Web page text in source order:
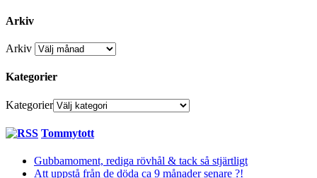
Arkiv
Arkiv
Kategorier
Kategorier
Tommytott
Gubbamoment, rediga rövhål & tack så stjärtligt
Att uppstå från de döda ca 9 månader senare ?!